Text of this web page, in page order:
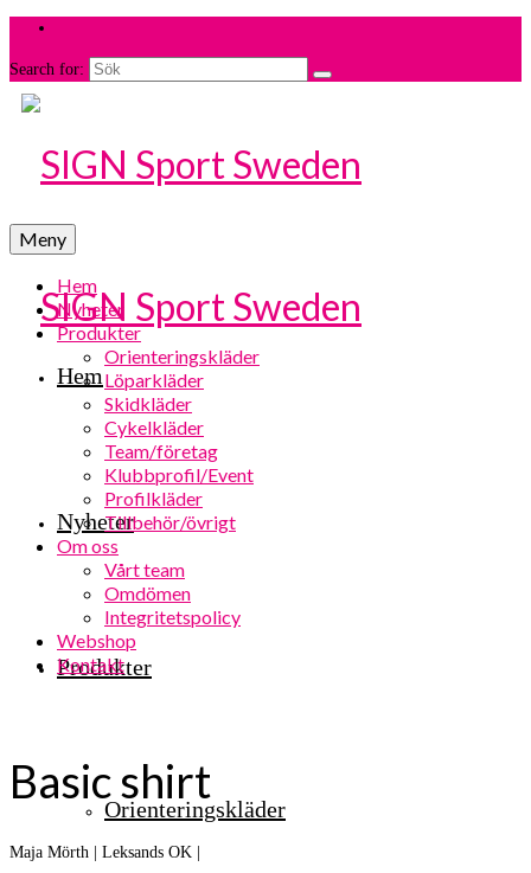
Search for:
Hem
Nyheter
Produkter
Orienteringskläder
Meny
Hem
Nyheter
Produkter
Orienteringskläder
Löparkläder
Skidkläder
Cykelkläder
Team/företag
Klubbprofil/Event
Profilkläder
Tillbehör/övrigt
Om oss
Vårt team
Omdömen
Integritetspolicy
Webshop
Kontakt
Basic shirt
Maja Mörth | Leksands OK |